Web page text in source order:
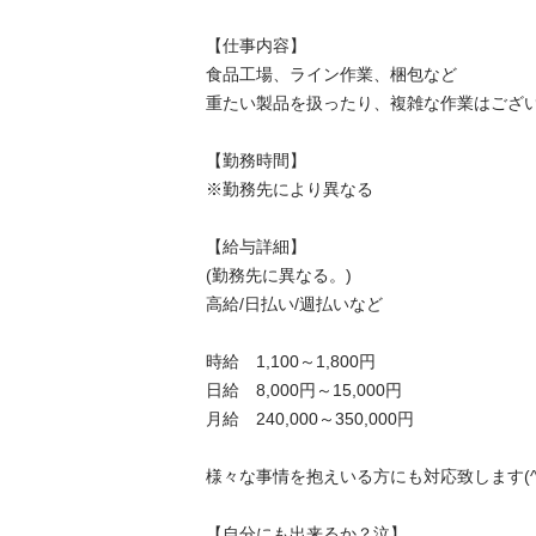
【仕事内容】
食品工場、ライン作業、梱包など
重たい製品を扱ったり、複雑な作業はござ
【勤務時間】
※勤務先により異なる
【給与詳細】
(勤務先に異なる。)
高給/日払い/週払いなど
時給　1,100～1,800円
日給　8,000円～15,000円
月給　240,000～350,000円
様々な事情を抱えいる方にも対応致します